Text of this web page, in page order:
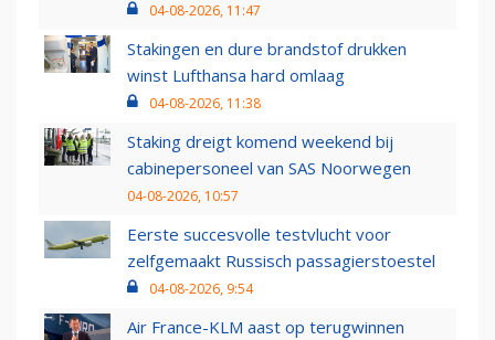
04-08-2026, 11:47
Stakingen en dure brandstof drukken
winst Lufthansa hard omlaag
04-08-2026, 11:38
Staking dreigt komend weekend bij
cabinepersoneel van SAS Noorwegen
04-08-2026, 10:57
Eerste succesvolle testvlucht voor
zelfgemaakt Russisch passagierstoestel
04-08-2026, 9:54
Air France-KLM aast op terugwinnen